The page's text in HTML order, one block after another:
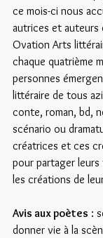
ce mois-ci nous
autrices et auteurs
Ovation Arts
chaque quatrième
personnes
littéraire de tous
conte, roman, bd,
scénario ou
créatrices et ces
pour partager
les créations de
Avis aux poètes :
donner vie à la